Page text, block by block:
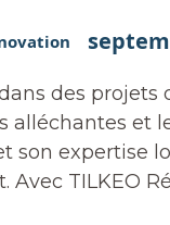
des
et
son expertise
TILKEO